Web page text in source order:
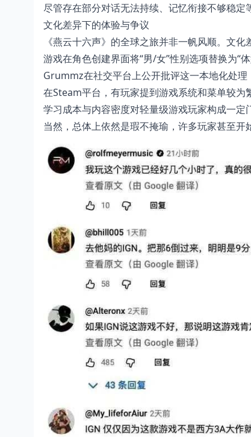
尽管存在部分对话无法持续、记忆衔接不够稳定
文化差异下的体验与争议
《燕云十六声》的全球之旅并非一帆风顺。文
游戏在角色创建界面将“男/女”性别选项替换为“
Grummz在社交平台上公开批评这一本地化处理
在Steam平台，有玩家提到游戏系统和菜单较
学习成本与内容密度对轻量级游戏玩家构成一定
当然，总体上依然是瑕不掩瑜，许多玩家甚至开